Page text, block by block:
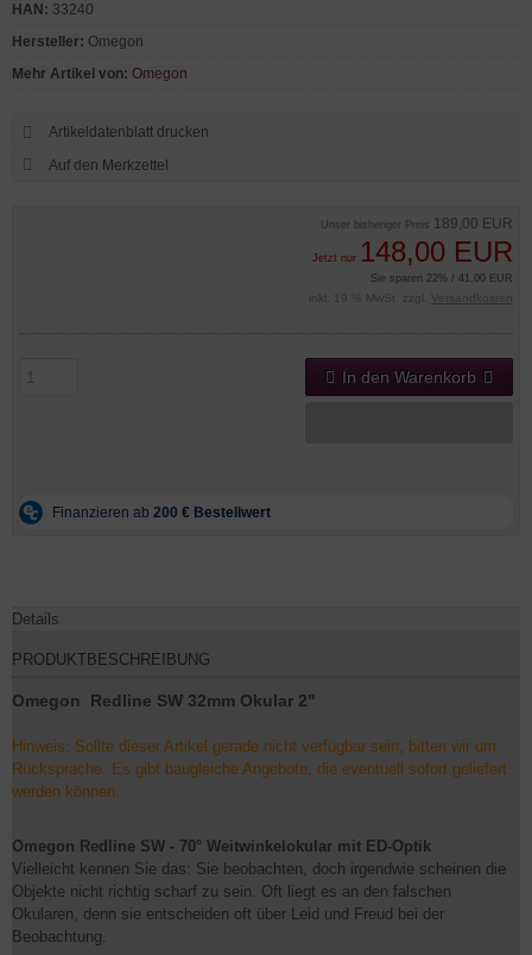
Unser bisheriger Preis 189,00 EUR
Jetzt nur 148,00 EUR
Sie sparen 22% / 41,00 EUR
inkl. 19 % MwSt. zzgl. Versandkosten
In den Warenkorb
HAN: 33240
Hersteller: Omegon
Mehr Artikel von: Omegon
Artikeldatenblatt drucken
Details
PRODUKTBESCHREIBUNG
Omegon Redline SW 32mm Okular 2"
Hinweis: Sollte dieser Artikel gerade nicht verfügbar sein, bitten wir um
Rücksprache. Es gibt baugleiche Angebote, die eventuell sofort geliefert
werden können.
Omegon Redline SW - 70° Weitwinkelokular mit ED-Optik
Vielleicht kennen Sie das: Sie beobachten, doch irgendwie scheinen die
Objekte nicht richtig scharf zu sein. Oft liegt es an den falschen
Okularen, denn sie entscheiden oft über Leid und Freud bei der
Beobachtung.